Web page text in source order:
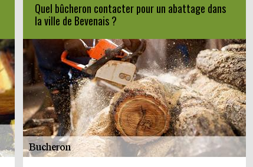
Quel bûcheron contacter pour un abattage dans
la ville de Bevenais ?